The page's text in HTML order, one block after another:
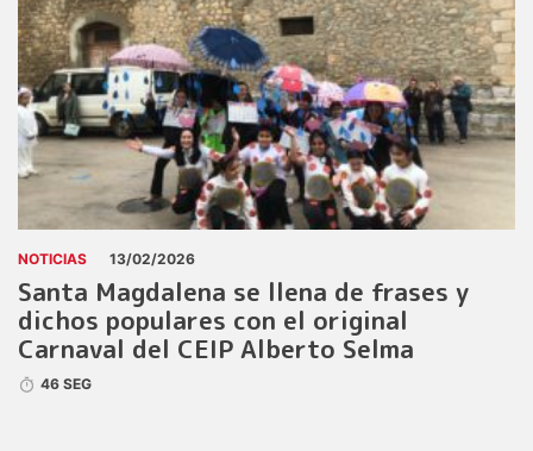
NOTICIAS 13/02/2026
Santa Magdalena se llena de frases y
dichos populares con el original
Carnaval del CEIP Alberto Selma
46 SEG